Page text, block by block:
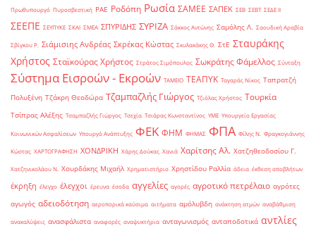
Πρωθυπουργό Πυροσβεστική ΡΑΕ Ροδόπη Ρωσία ΣΑΜΕΕ ΣΑΠΕΚ ΣΕΒ ΣΕΒΤ ΣΕΔΕ ΙΙ
ΣΕΕΠΕ ΣΕΥΠΥΚΕ ΣΚΑΙ ΣΜΕΑ ΣΠΥΡΙΔΗΣ ΣΥΡΙΖΑ Σάκκος Αντώνης Σαμόλης Λ. Σαουδική Αραβία
Σβίγκου Ρ. Σιάμισιης Ανδρέας Σκρέκας Κώστας Σκυλακάκης Θ. ΣτΕ Σταυράκης
Χρήστος Σταϊκούρας Χρήστος Στράτος Σιμόπουλος Σωκράτης Φάμελλος Σύνταξη
Σύστημα Εισροών - Εκροών ΤΑΜΕΙΟ ΤΕΑΠΥΚ Ταγαράς Νίκος Ταπρατζή
Πολυξένη Τζάκρη Θεοδώρα Τζαμπαζλής Γιώργος Τζιόλας Χρήστος Τουρκία
Τσίπρας Αλέξης Τσαμπαζλής Γιώργος Τσεχία Τσιάρας Κωνσταντίνος ΥΜΕ Υπουργείο Εργασίας
Κοινωνικών Ασφαλίσεων Υπουργό Ανάπτυξης ΦΕΚ ΦΗΜ ΦΗΜΑΣ ΦΠΑ Φίλης Ν. Φραγκογιάννης
Κώστας ΧΑΡΤΟΓΡΑΦΗΣΗ ΧΟΝΔΡΙΚΗ Χάρης Δούκας Χανιά Χαρίτσης Αλ. Χατζηθεοδοσίου Γ.
Χατζηνικολάου Ν. Χουρδάκης Μιχαήλ Χρηματιστήριο Χρηστίδου Ραλλία άδεια έκθεση αποβλήτων
έκρηξη έλεγχο έλεγχοι έρευνα έσοδα αγγελίες αγορές αγροτικό πετρέλαιο αγρότες
αγωγός αδειοδότηση αεροπορικά καύσιμα αιτήματα αμόλυβδη ανάκτηση ατμών αναβάθμιση
ανακαλύψεις ανασφάλιστα αναφορές αναψυκτήρια ανταγωνισμός ανταποδοτικά αντλίες